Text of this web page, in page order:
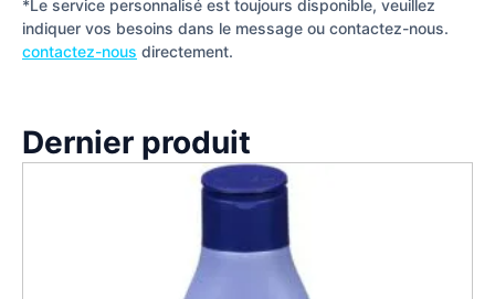
*Le service personnalisé est toujours disponible, veuillez
indiquer vos besoins dans le message ou contactez-nous.
contactez-nous directement.
Dernier produit